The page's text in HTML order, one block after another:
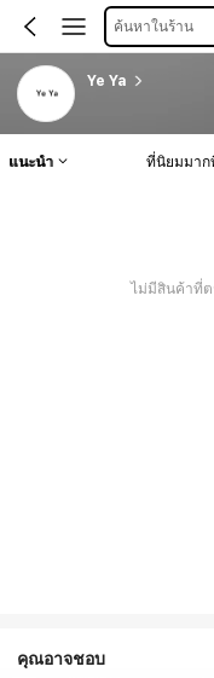
ค้นหาในร้าน
Ye Ya
แนะนำ ที่นิยมมาก
ไม่มีสินค้าที่ต
คุณอาจชอบ